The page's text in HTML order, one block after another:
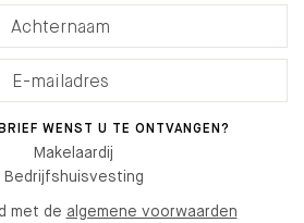
WENST U TE ONTVANGEN?
Makelaardij
Bedrijfshuisvesting
met de algemene voorwaarden